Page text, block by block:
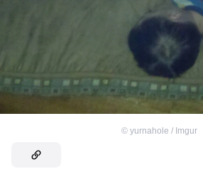
© yurnahole / Imgur